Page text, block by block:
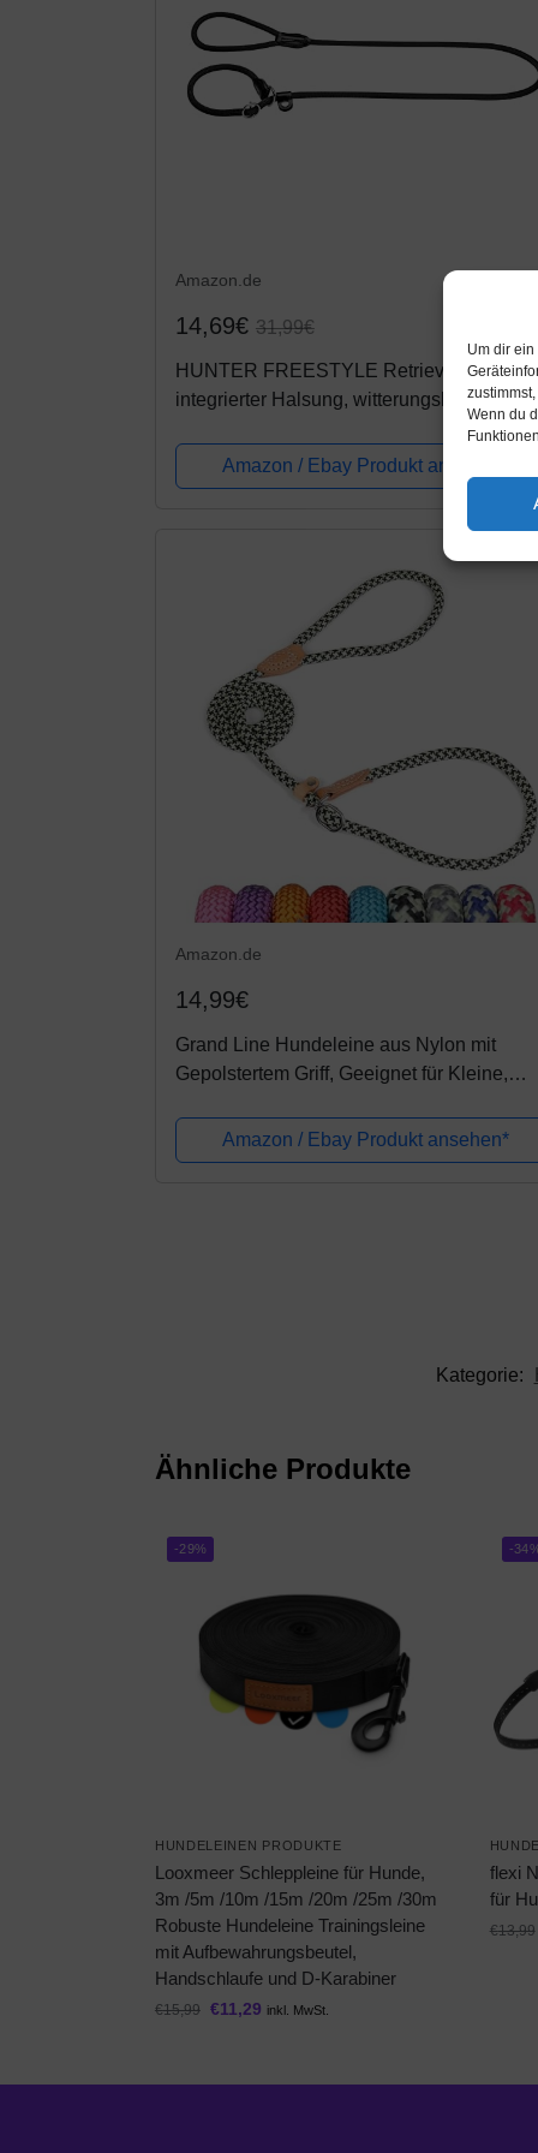
Um dir
Wenn du
Amazon.de
14,69€ 31,99€
HUNTER FREESTYLE Retriever-Leine,
integrierter Halsung, witterungsbeständig,
Amazon / Ebay Produkt ansehen*
Amazon.de
14,99€
Grand Line Hundeleine aus Nylon mit
Gepolstertem Griff, Geeignet für Kleine,
m Schwarz
Amazon / Ebay Produkt ansehen*
Kategorie:
Ähnliche Produkte
-29%
HUNDELEINEN PRODUKTE
Looxmeer Schleppleine für Hunde,
3m /5m /10m /15m /20m /25m /30m
Robuste Hundeleine Trainingsleine
mit Aufbewahrungsbeutel,
Handschlaufe und D-Karabiner
€15,99 €11,29 inkl. MwSt.
-
flexi
für
€13,99